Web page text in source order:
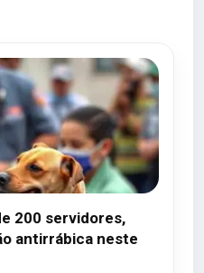
200 servidores,
antirrábica neste